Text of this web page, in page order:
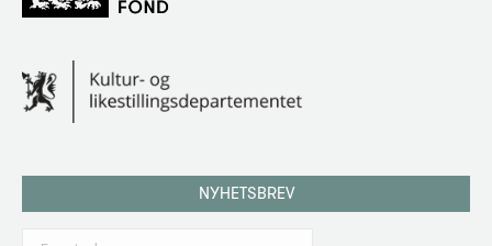
NYHETSBREV